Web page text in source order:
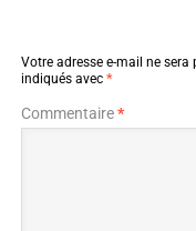
Votre adresse e-mail ne sera
indiqués avec *
Commentaire*